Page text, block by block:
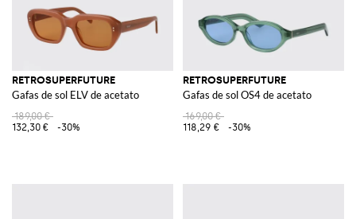
RETROSUPERFUTURE
Gafas de sol ELV de acetato
189,00 €
132,30 €
-30%
RETROSUPERFUTURE
Gafas de sol OS4 de acetato
169,00 €
118,29 €
-30%